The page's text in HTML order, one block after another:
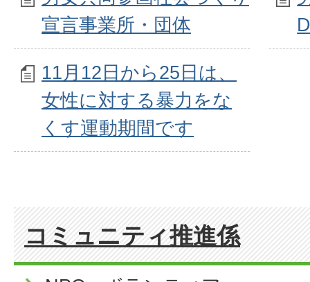
宣言事業所・団体
11月12日から25日は、
女性に対する暴力をな
くす運動期間です
コミュニティ推進係